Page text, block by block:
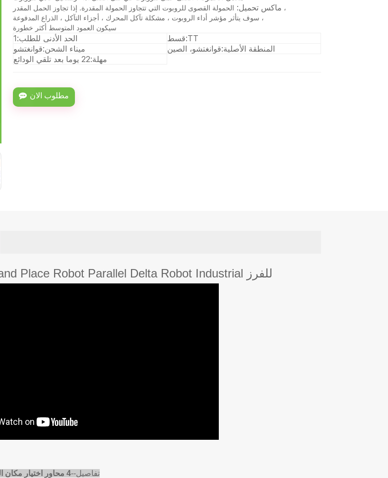
ماكس تحميل:
الحمولة القصوى للروبوت التي تتجاوز الحمولة المقدرة. إذا تجاوز الحمل المقدر ،
سوف يتأثر مؤشر أداء الروبوت ، مشكلة تآكل المحرك ، أجزاء التآكل ، الذراع المدفوعة ،
سيكون العمود المتوسط أكثر خطورة
الحد الأدنى للطلب:1 قسط:TT
ميناء الشحن:قوانغتشو المنطقة الأصلية:قوانغتشو، الصين
مهلة:22 يوما بعد تلقي الودائع
مطلوب الان
Delta Pick and Place Robot Parallel Delta Robot Industrial للفرز
تفاصيل--4 محاور اختيار مكان الذراع الروبوتية دلتا